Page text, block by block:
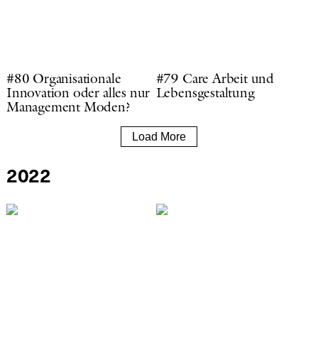
#80 Organisationale
Innovation oder alles nur
Management Moden?
#79 Care Arbeit und
Lebensgestaltung
Load More
2022